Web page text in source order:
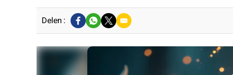
Delen :